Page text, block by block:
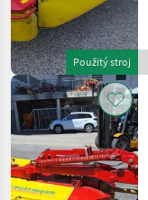
Použitý stroj